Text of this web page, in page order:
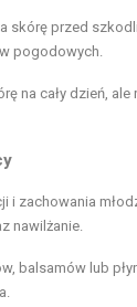
skórę przed
pogodowych.
na cały dzień,
zachowania
nawilżanie.
balsamów lub